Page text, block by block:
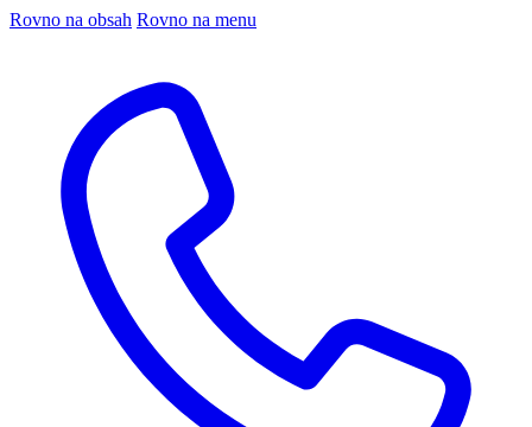
Rovno na obsah Rovno na menu